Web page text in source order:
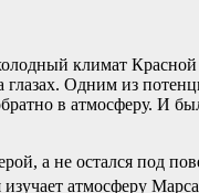
климат
Одним из
в атмосферу. И
а не остался под
атмосферу